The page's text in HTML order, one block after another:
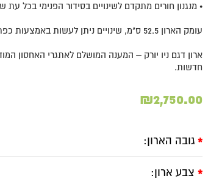
• מנגנון חורים מתקדם לשינויים בסידור הפנימי בכל עת
עומק הארון 52.5 ס"מ, שינויים ניתן לעשות באמצעות כפתור הווצאפ.
ארון דגם ניו יורק – המענה המושלם לאתגרי האחסון
חדשות.
₪2,750.00
* גובה הארון:
* צבע ארון: